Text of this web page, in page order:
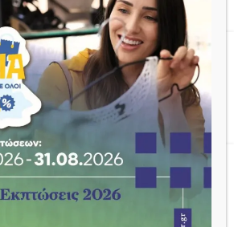
εμπειρία, χρησιμοποιούμε τεχνολογίες όπως
ή/και την πρόσβαση σε πληροφορίες συσκευών.
τεχνολογίες θα επιτρέψει σε εμάς να
όπως συμπεριφορά περιήγησης ή μοναδικά
ιστότοπο. Η μη συγκατάθεση ή η ανάκληση της
αρνητικά αρνητικά ορισμένες
ΠΟΛΙΤΙΚΉ COOKIES (ΕΕ)
ΔΉΛΩΣΗ ΑΠΟΡΡΉΤΟΥ